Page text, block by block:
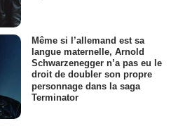
Même si l’allemand est sa
langue maternelle, Arnold
Schwarzenegger n’a pas eu le
droit de doubler son propre
personnage dans la saga
Terminator